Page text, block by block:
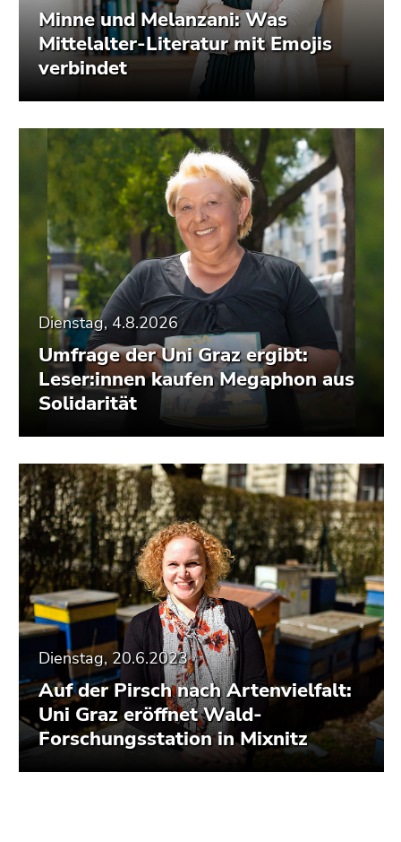
Minne und Melanzani: Was
Mittelalter-Literatur mit Emojis
verbindet
Dienstag, 4.8.2026
Umfrage der Uni Graz ergibt:
Leser:innen kaufen Megaphon aus
Solidarität
Dienstag, 20.6.2023
Auf der Pirsch nach Artenvielfalt:
Uni Graz eröffnet Wald-
Forschungsstation in Mixnitz